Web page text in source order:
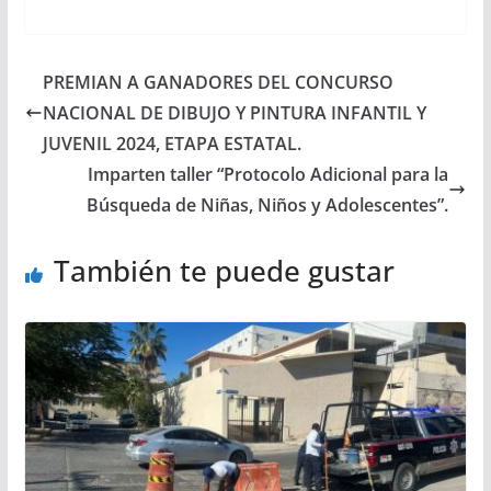
PREMIAN A GANADORES DEL CONCURSO
NACIONAL DE DIBUJO Y PINTURA INFANTIL Y
JUVENIL 2024, ETAPA ESTATAL.
Imparten taller “Protocolo Adicional para la
Búsqueda de Niñas, Niños y Adolescentes”.
También te puede gustar